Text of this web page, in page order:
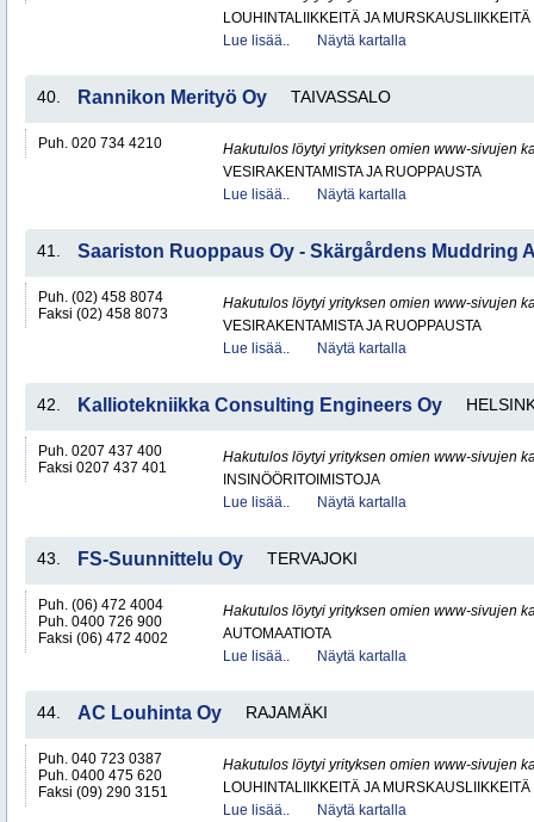
LOUHINTALIIKKEITÄ JA MURSKAUSLIIKKEITÄ
Lue lisää..
Näytä kartalla
40. Rannikon Merityö Oy TAIVASSALO
Puh. 020 734 4210
Hakutulos löytyi yrityksen omien www-sivujen
VESIRAKENTAMISTA JA RUOPPAUSTA
Lue lisää..
Näytä kartalla
41. Saariston Ruoppaus Oy - Skärgårdens Muddring
Puh. (02) 458 8074
Faksi (02) 458 8073
Hakutulos löytyi yrityksen omien www-sivujen
VESIRAKENTAMISTA JA RUOPPAUSTA
Lue lisää..
Näytä kartalla
42. Kalliotekniikka Consulting Engineers Oy
Puh. 0207 437 400
Faksi 0207 437 401
Hakutulos löytyi yrityksen omien www-sivujen
INSINÖÖRITOIMISTOJA
Lue lisää..
Näytä kartalla
43. FS-Suunnittelu Oy TERVAJOKI
Puh. (06) 472 4004
Puh. 0400 726 900
Faksi (06) 472 4002
Hakutulos löytyi yrityksen omien www-sivujen
AUTOMAATIOTA
Lue lisää..
Näytä kartalla
44. AC Louhinta Oy RAJAMÄKI
Puh. 040 723 0387
Puh. 0400 475 620
Faksi (09) 290 3151
Hakutulos löytyi yrityksen omien www-sivujen
LOUHINTALIIKKEITÄ JA MURSKAUSLIIKKEITÄ
Lue lisää..
Näytä kartalla